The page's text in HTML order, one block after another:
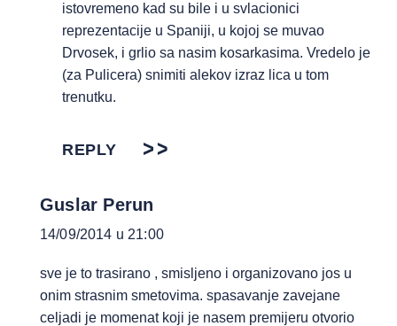
istovremeno kad su bile i u svlacionici
reprezentacije u Spaniji, u kojoj se muvao
Drvosek, i grlio sa nasim kosarkasima. Vredelo je
(za Pulicera) snimiti alekov izraz lica u tom
trenutku.
REPLY
Guslar Perun
14/09/2014 u 21:00
sve je to trasirano , smisljeno i organizovano jos u
onim strasnim smetovima. spasavanje zavejane
celjadi je momenat koji je nasem premijeru otvorio